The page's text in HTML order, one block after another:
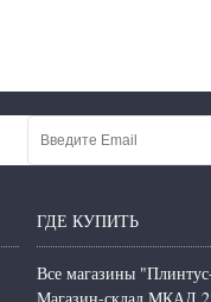
ГДЕ КУПИТЬ
Все магазины
Магазин-склад МКАД